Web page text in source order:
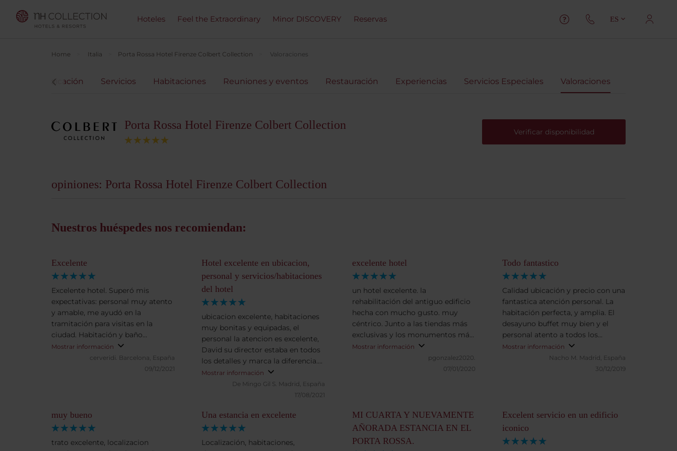
Hoteles Feel the Extraordinary Minor DISCOVERY Reservas ES
Home Italia Porta Rossa Hotel Firenze Colbert Collection Valoraciones
Ubicación Servicios Habitaciones Reuniones y eventos Restauración Experiencias Servicios Especiales Valoraciones
Porta Rossa Hotel Firenze Colbert Collection
Verificar disponibilidad
opiniones: Porta Rossa Hotel Firenze Colbert Collection
Nuestros huéspedes nos recomiendan:
Una estancia en excelente
Localización, habitaciones,
MI CUARTA Y NUEVAMENTE
AÑORADA ESTANCIA EN EL
PORTA ROSSA.
Excelent servicio en un edificio
iconico
Excelente
Excelente hotel. Superó mis
expectativas: personal muy atento
y amable, me ayudó en la
tramitación para visitas en la
ciudad. Habitación y baño
excelentes, gran limpieza.
Desayuno muy completo y
excelente. Recomendaría este
Mostrar información
cerveridi. Barcelona, España
09/12/2021
Hotel excelente en ubicacion,
personal y servicios/habitaciones
del hotel
ubicacion excelente, habitaciones
muy bonitas y equipadas, el
personal la atencion es excelente,
David su director estaba en todos
los detalles y marca la diferencia.
Relación calidad precio de 10.
Dificil de superar
Mostrar información
De Mingo Gil S. Madrid, España
17/08/2021
excelente hotel
un hotel excelente. la
rehabilitación del antiguo edificio
hecha con mucho gusto. muy
céntrico. Junto a las tiendas más
exclusivas y los monumentos más
recomendables. el personal super
amable. siempre con una sonrisa y
muy atentos. y el desayuno de lujo.
Mostrar información
pgonzalez2020.
07/01/2020
Todo fantastico
Calidad ubicación y precio con una
fantastica atención personal. La
habitación perfecta, y amplia. El
desayuno buffet muy bien y el
personal atento a todos los
detalles. Nos gestionaron todas las
reservan en restaurantes y demás
Mostrar información
Nacho M. Madrid, España
30/12/2019
muy bueno
trato excelente, localizacion